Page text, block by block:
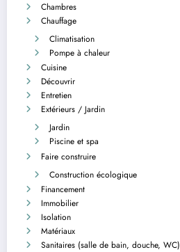
Chambres
Chauffage
Climatisation
Pompe à chaleur
Cuisine
Découvrir
Entretien
Extérieurs / Jardin
Jardin
Piscine et spa
Faire construire
Construction écologique
Financement
Immobilier
Isolation
Matériaux
Sanitaires (salle de bain, douche, WC)